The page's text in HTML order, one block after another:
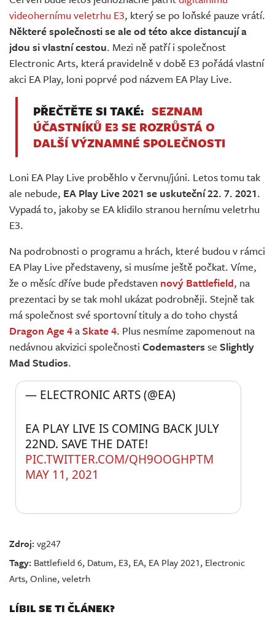
Živě
videohernímu veletrhu E3, který se po loňské pauze vrátí.
Některé společnosti se ale od této akce distancují a
jdou si vlastní cestou. Mezi ně patří i společnost
Electronic Arts, která pravidelně v době E3 pořádá vlastní
akci EA Play, loni poprvé pod názvem EA Play Live.
PŘEČTĚTE SI TAKÉ: SEZNAM
ÚČASTNÍKŮ E3 SE ROZRŮSTÁ O
DALŠÍ VÝZNAMNÉ SPOLEČNOSTI
Loni EA Play Live proběhlo v červnu/júni. Letos tomu tak
ale nebude, EA Play Live 2021 se uskuteční 22. 7. 2021.
Vypadá to, jakoby se EA klidilo stranou hernímu veletrhu
E3.
Na podrobnosti o programu a hrách, které budou v rámci
EA Play Live představeny, si musíme ještě počkat. Víme,
že o měsíc dříve bude představen nový Battlefield, na
prezentaci by se tak mohl ukázat podrobněji. Stejně tak
má společnost své sportovní tituly a do toho chystá
Dragon Age 4aSkate 4. Plus nesmíme zapomenout na
nedávnou akvizici společnosti Codemasters se Slightly
Mad Studios.
EA PLAY LIVE IS COMING BACK JULY
PIC.TWITTER.COM/QH9OOGHPTM
— ELECTRONIC ARTS (@EA)
MAY 11, 2021
Zdroj:vg247
Tagy: Battlefield 6, Datum, E3, EA, EA Play 2021, Electronic
Arts,Online,veletrh
LÍBIL SE TI ČLÁNEK?